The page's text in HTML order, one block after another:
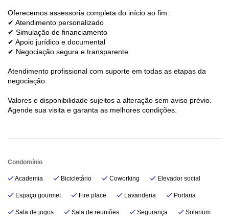
Oferecemos assessoria completa do início ao fim:
✔ Atendimento personalizado
✔ Simulação de financiamento
✔ Apoio jurídico e documental
✔ Negociação segura e transparente
Atendimento profissional com suporte em todas as etapas da
negociação.
Valores e disponibilidade sujeitos a alteração sem aviso prévio.
Agende sua visita e garanta as melhores condições.
Condomínio
Academia Bicicletário Coworking Elevador social
Espaço gourmet Fire place Lavanderia Portaria
Sala de jogos Sala de reuniões Segurança Solarium